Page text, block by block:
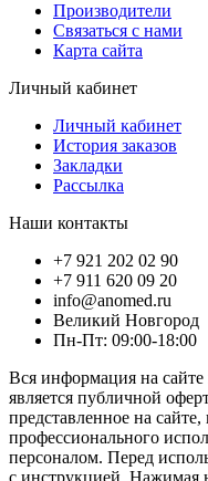
Производители
Связаться с нами
Карта сайта
Личный кабинет
Личный кабинет
История заказов
Закладки
Рассылка
Наши контакты
+7 921 202 02 90
+7 911 620 09 20
info@anomed.ru
Великий Новгород
Пн-Пт: 09:00-18:00
Вся информация на сайте
является публичной
представленное на
профессионального
персоналом. Перед
с инструкцией. Нажимая